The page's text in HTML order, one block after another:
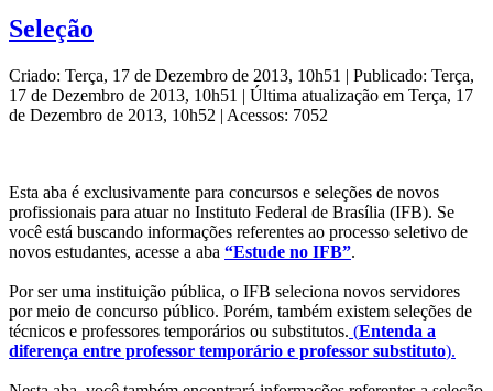
Seleção
Criado: Terça, 17 de Dezembro de 2013, 10h51 | Publicado: Terça,
17 de Dezembro de 2013, 10h51 | Última atualização em Terça, 17
de Dezembro de 2013, 10h52 | Acessos: 7052
Esta aba é exclusivamente para concursos e seleções de novos
profissionais para atuar no Instituto Federal de Brasília (IFB). Se
você está buscando informações referentes ao processo seletivo de
novos estudantes, acesse a aba “Estude no IFB”.
Por ser uma instituição pública, o IFB seleciona novos servidores
por meio de concurso público. Porém, também existem seleções de
técnicos e professores temporários ou substitutos. (Entenda a
diferença entre professor temporário e professor substituto).